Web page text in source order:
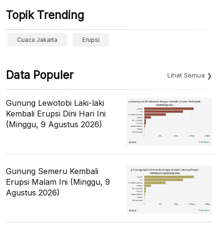
Topik Trending
Cuaca Jakarta Erupsi
Data Populer Lihat Semua
Gunung Lewotobi Laki-laki
Kembali Erupsi Dini Hari Ini
(Minggu, 9 Agustus 2026)
Gunung Semeru Kembali
Erupsi Malam Ini (Minggu, 9
Agustus 2026)